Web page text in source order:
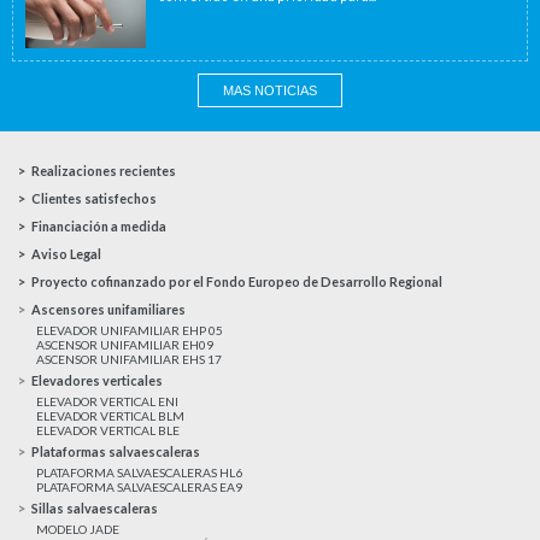
MAS NOTICIAS
Realizaciones recientes
Clientes satisfechos
Financiación a medida
Aviso Legal
Proyecto cofinanzado por el Fondo Europeo de Desarrollo Regional
Ascensores unifamiliares
ELEVADOR UNIFAMILIAR EHP 05
ASCENSOR UNIFAMILIAR EH09
ASCENSOR UNIFAMILIAR EHS 17
Elevadores verticales
ELEVADOR VERTICAL ENI
ELEVADOR VERTICAL BLM
ELEVADOR VERTICAL BLE
Plataformas salvaescaleras
PLATAFORMA SALVAESCALERAS HL6
PLATAFORMA SALVAESCALERAS EA9
Sillas salvaescaleras
MODELO JADE